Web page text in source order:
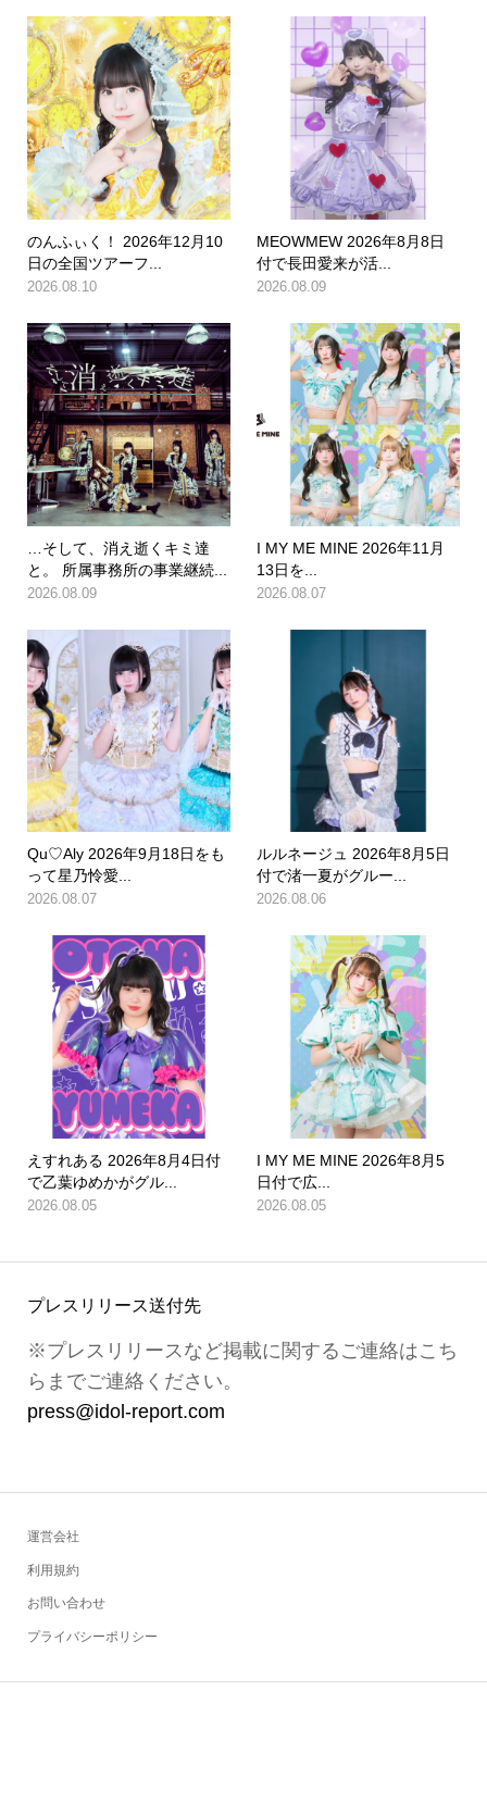
のんふぃく！ 2026年12月10
日の全国ツアーフ...
2026.08.10
MEOWMEW 2026年8月8日
付で長田愛来が活...
2026.08.09
…そして、消え逝くキミ達
と。 所属事務所の事業継続...
2026.08.09
I MY ME MINE 2026年11月
13日を...
2026.08.07
Qu♡Aly 2026年9月18日をも
って星乃怜愛...
2026.08.07
ルルネージュ 2026年8月5日
付で渚一夏がグルー...
2026.08.06
えすれある 2026年8月4日付
で乙葉ゆめかがグル...
2026.08.05
I MY ME MINE 2026年8月5
日付で広...
2026.08.05
プレスリリース送付先
※プレスリリースなど掲載に関するご連絡はこち
らまでご連絡ください。
press@idol-report.com
運営会社
利用規約
お問い合わせ
プライバシーポリシー